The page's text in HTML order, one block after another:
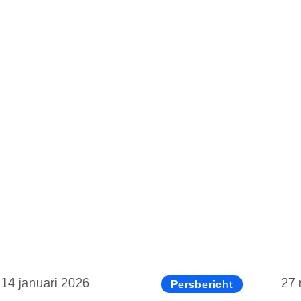
14 januari 2026 Persbericht 27